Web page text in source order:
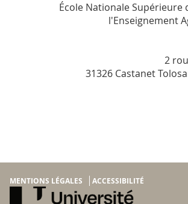
École Nationale Supérieure
l'Enseignement
2
31326 Castanet
MENTIONS LÉGALES ACCESSIBILITÉ